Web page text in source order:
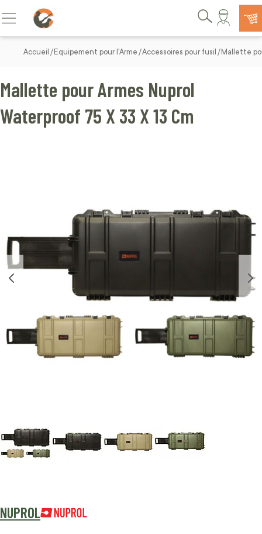
Allez au contenu
Basculer la navigation
Rechercher
Accueil Equipement pour l'Arme Accessoires pour fusil Mallette
NUPROL
Mallette pour Armes Nuprol
Waterproof 75 X 33 X 13 Cm